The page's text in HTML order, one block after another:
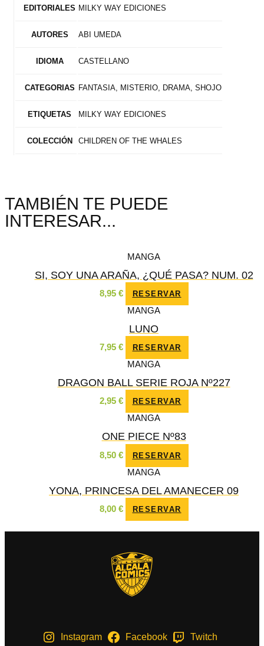
EDITORIALES MILKY WAY EDICIONES
AUTORES ABI UMEDA
IDIOMA CASTELLANO
CATEGORIAS FANTASIA, MISTERIO, DRAMA, SHOJO
ETIQUETAS MILKY WAY EDICIONES
COLECCIÓN CHILDREN OF THE WHALES
TAMBIÉN TE PUEDE
INTERESAR...
MANGA
SI, SOY UNA ARAÑA, ¿QUÉ PASA? NUM. 02
8,95 € RESERVAR
MANGA
LUNO
7,95 € RESERVAR
MANGA
DRAGON BALL SERIE ROJA Nº227
2,95 € RESERVAR
MANGA
ONE PIECE Nº83
8,50 € RESERVAR
MANGA
YONA, PRINCESA DEL AMANECER 09
8,00 € RESERVAR
Instagram Facebook Twitch